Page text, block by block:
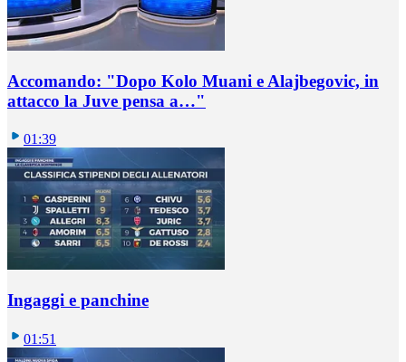
Accomando: "Dopo Kolo Muani e Alajbegovic, in
attacco la Juve pensa a…"
01:39
Ingaggi e panchine
01:51